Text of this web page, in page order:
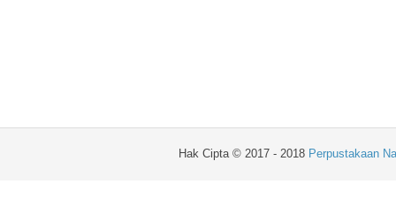
Hak Cipta © 2017 - 2018 Perpustakaan